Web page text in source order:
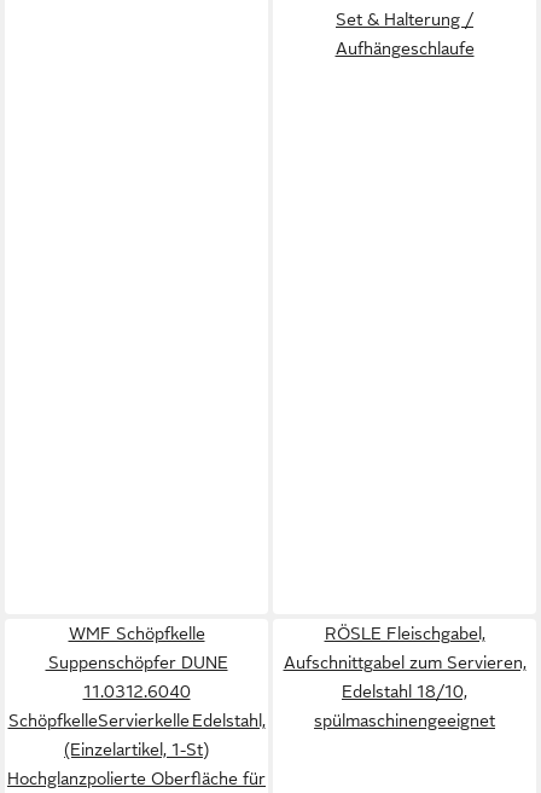
Set & Halterung /
Aufhängeschlaufe
WMF Schöpfkelle
Suppenschöpfer DUNE
11.0312.6040
SchöpfkelleServierkelle Edelstahl,
(Einzelartikel, 1-St)
Hochglanzpolierte Oberfläche für
RÖSLE Fleischgabel,
Aufschnittgabel zum Servieren,
Edelstahl 18/10,
spülmaschinengeeignet